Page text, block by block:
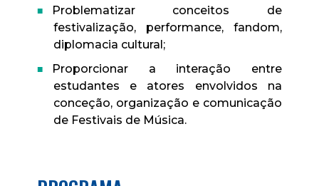
Problematizar conceitos de
festivalização, performance, fandom,
diplomacia cultural;
Proporcionar a interação entre
estudantes e atores envolvidos na
conceção, organização e comunicação
de Festivais de Música.